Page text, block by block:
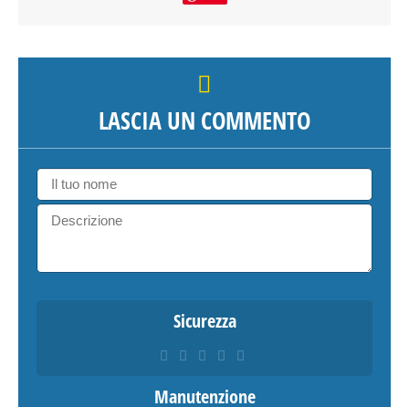
LASCIA UN COMMENTO
Sicurezza
Manutenzione